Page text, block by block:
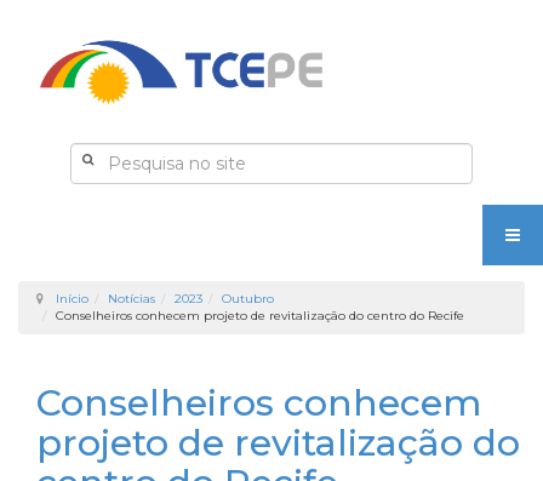
Início Notícias 2023
Outubro
Conselheiros conhecem projeto de revitalização do centro do Recife
Conselheiros conhecem
projeto de revitalização do